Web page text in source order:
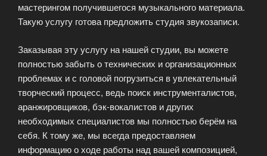
мастерингом получившегося музыкального материала.
Такую услугу готова предложить студия звукозаписи.
Заказывая эту услугу на нашей студии, вы можете
полностью забыть о технических и организационных
проблемах и с головой погрузиться в увлекательный
творческий процесс, ведь поиск инструменталистов,
аранжировщиков, бэк-вокалистов и других
необходимых специалистов мы полностью берём на
себя. К тому же, мы всегда предоставляем
информацию о ходе работы над вашей композицией,